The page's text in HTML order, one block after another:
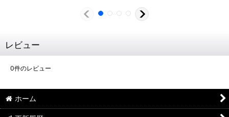
レビュー
0件のレビュー
ホーム